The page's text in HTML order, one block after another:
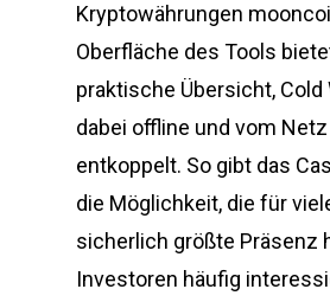
Kryptowährungen
Oberfläche des Tools
praktische Übersicht, Cold
dabei offline und vom
entkoppelt. So gibt das
die Möglichkeit, die für
sicherlich größte Präsenz
Investoren häufig